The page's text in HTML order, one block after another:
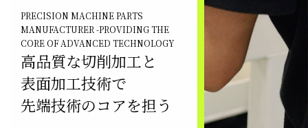
PRECISION MACHINE PARTS
MANUFACTURER -PROVIDING THE
CORE OF ADVANCED TECHNOLOGY
高品質な切削加工と
表面加工技術で
先端技術のコアを担う
PRECISION MACHINE PARTS
MANUFACTURER -PROVIDING THE
CORE OF ADVANCED TECHNOLOGY
高品質な切削加工と
表面加工技術で
先端技術のコアを担う
Project Story Vol.02
宇宙商社®Space BDのサ
ービス
Everything starts with Core
誰かの想いを
カタチにする